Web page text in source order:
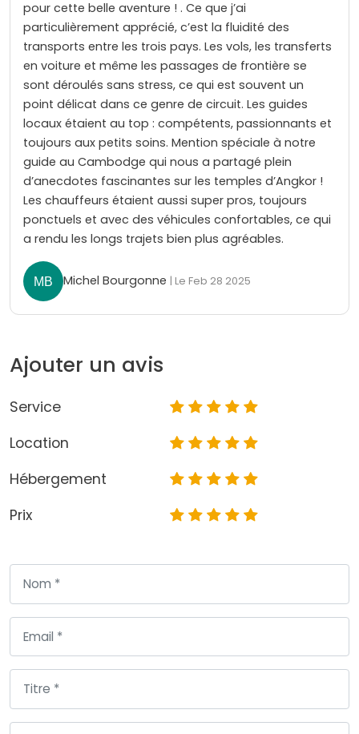
pour cette belle aventure ! . Ce que j’ai
particulièrement apprécié, c’est la fluidité des
transports entre les trois pays. Les vols, les transferts
en voiture et même les passages de frontière se
sont déroulés sans stress, ce qui est souvent un
point délicat dans ce genre de circuit. Les guides
locaux étaient au top : compétents, passionnants et
toujours aux petits soins. Mention spéciale à notre
guide au Cambodge qui nous a partagé plein
d’anecdotes fascinantes sur les temples d’Angkor !
Les chauffeurs étaient aussi super pros, toujours
ponctuels et avec des véhicules confortables, ce qui
a rendu les longs trajets bien plus agréables.
Michel Bourgonne | Le Feb 28 2025
Ajouter un avis
Service
Location
Hébergement
Prix